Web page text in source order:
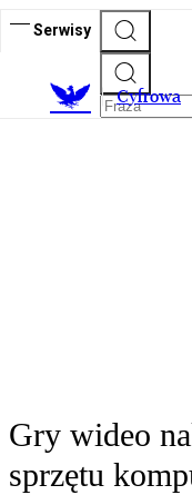
Serwisy
Cyfrowa
Gry wideo
sprzętu